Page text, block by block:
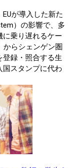
が導入した新た
）の影響で、多
に乗り遅れるケー
からシェンゲン圏
録・照合する生
スタンプに代わ